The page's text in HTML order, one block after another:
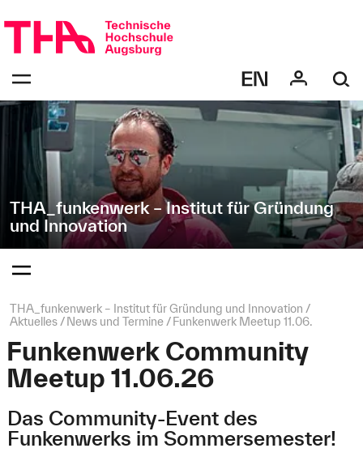
überspringen
zur
Navigation
"THA_funkenwerk
–
Institut
Gründung
und
Innovation"
THA_funkenwerk – Institut für Gründung
und Innovation
bestätigen
Öffnen
des
Menüs
bestätigen
des
Menüs
Seitenpfad:
THA_funkenwerk – Institut für Gründung und Innovation
Aktuelles
News und Termine Funkenwerk Meetup 11.06.
Funkenwerk Community
Meetup 11.06.26
Das Community-Event des
Funkenwerks im Sommersemester!